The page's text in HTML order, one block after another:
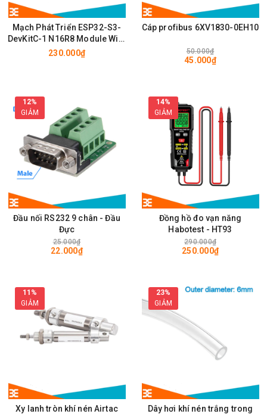
Mạch Phát Triển ESP32-S3-
DevKitC-1 N16R8 Module Wifi,
BLE có chân cắm ăng ten
230.000₫
Cáp profibus 6XV1830-0EH10
50.000₫
45.000₫
12%
GIẢM
Đầu nối RS232 9 chân - Đầu
Đực
25.000₫
22.000₫
14%
GIẢM
Đồng hồ đo vạn năng
Habotest - HT93
290.000₫
250.000₫
11%
GIẢM
Xy lanh tròn khí nén Airtac
23%
GIẢM
Dây hơi khí nén trắng trong